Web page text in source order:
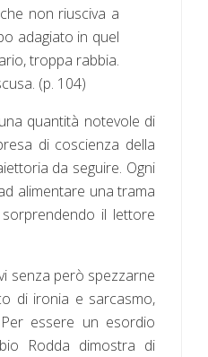
non riusciva a
adagiato in quel
troppa rabbia.
(p. 104)
quantità notevole di
di coscienza della
da seguire. Ogni
alimentare una trama
il lettore
senza però spezzarne
di ironia e sarcasmo,
essere un esordio
Rodda dimostra di